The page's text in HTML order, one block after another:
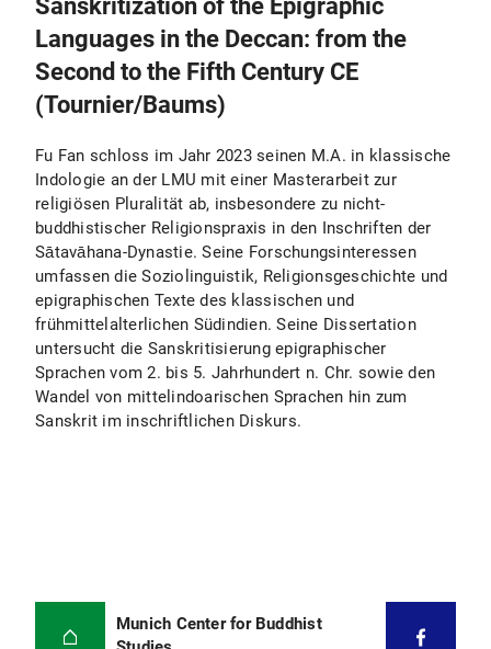
Sanskritization of the Epigraphic
Languages in the Deccan: from the
Second to the Fifth Century CE
(Tournier/Baums)
Fu Fan schloss im Jahr 2023 seinen M.A. in klassische
Indologie an der LMU mit einer Masterarbeit zur
religiösen Pluralität ab, insbesondere zu nicht-
buddhistischer Religionspraxis in den Inschriften der
Sātavāhana-Dynastie. Seine Forschungsinteressen
umfassen die Soziolinguistik, Religionsgeschichte und
epigraphischen Texte des klassischen und
frühmittelalterlichen Südindien. Seine Dissertation
untersucht die Sanskritisierung epigraphischer
Sprachen vom 2. bis 5. Jahrhundert n. Chr. sowie den
Wandel von mittelindoarischen Sprachen hin zum
Sanskrit im inschriftlichen Diskurs.
Munich Center for Buddhist